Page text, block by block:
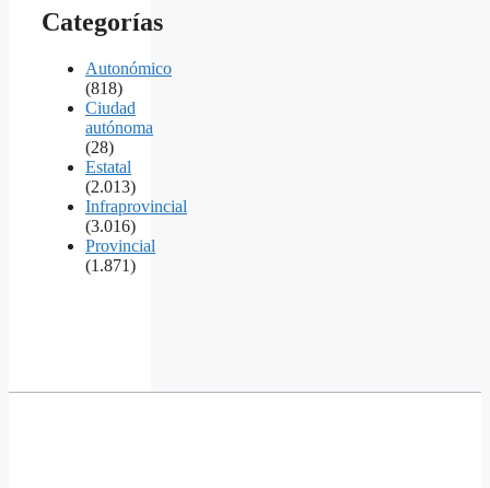
Categorías
Autonómico
(818)
Ciudad
autónoma
(28)
Estatal
(2.013)
Infraprovincial
(3.016)
Provincial
(1.871)